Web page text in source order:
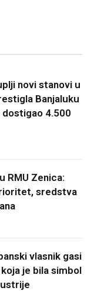
novi stanovi u
Banjaluku
4.500
RMU Zenica:
sredstva
vlasnik gasi
je bila simbol